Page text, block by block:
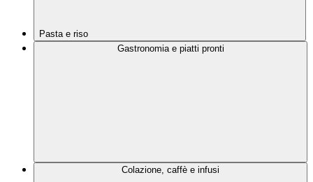
Pasta e riso
Gastronomia e piatti pronti
Colazione, caffè e infusi